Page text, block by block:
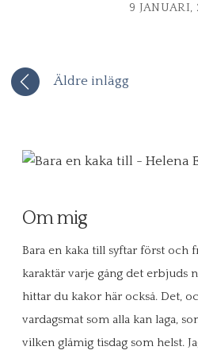
9 JANUARI,
Äldre inlägg
Om mig
Bara en kaka till syftar först och
karaktär varje gång det erbjuds
hittar du kakor här också. Det,
vardagsmat som alla kan laga,
vilken glåmig tisdag som helst.